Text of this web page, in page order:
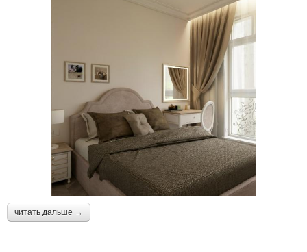
читать дальше →